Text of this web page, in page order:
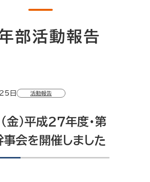
部活動報告
日 活動報告
金）平成27年度・第
会を開催しました